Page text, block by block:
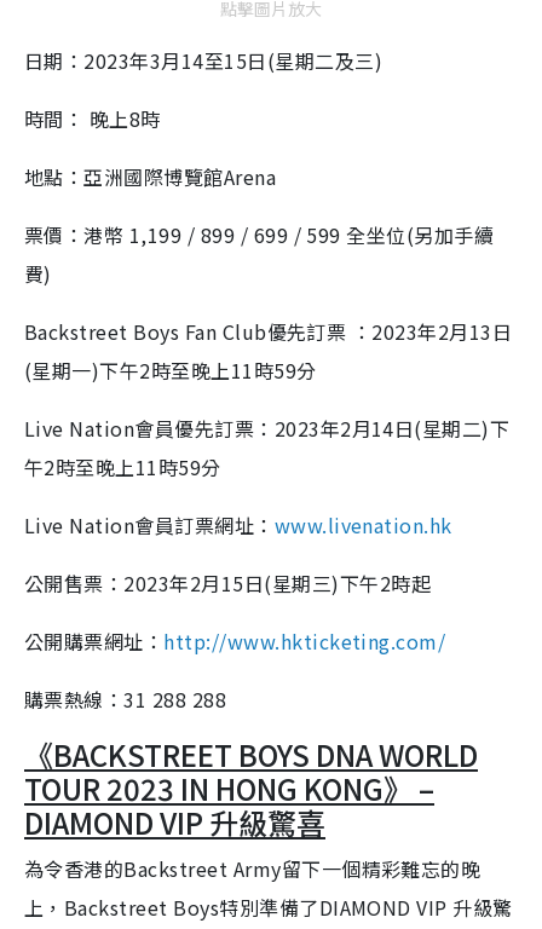
點擊圖片放大
日期：2023年3月14至15日(星期二及三)
時間： 晚上8時
地點：亞洲國際博覽館Arena
票價：港幣 1,199 / 899 / 699 / 599 全坐位(另加手續
費)
Backstreet Boys Fan Club優先訂票 ：2023年2月13日
(星期一)下午2時至晚上11時59分
Live Nation會員優先訂票：2023年2月14日(星期二)下
午2時至晚上11時59分
Live Nation會員訂票網址： www.livenation.hk
公開售票：2023年2月15日(星期三)下午2時起
公開購票網址： http://www.hkticketing.com/
購票熱線：31 288 288
《BACKSTREET BOYS DNA WORLD
TOUR 2023 IN HONG KONG》 –
DIAMOND VIP 升級驚喜
為令香港的Backstreet Army留下一個精彩難忘的晚
上，Backstreet Boys特別準備了DIAMOND VIP 升級驚